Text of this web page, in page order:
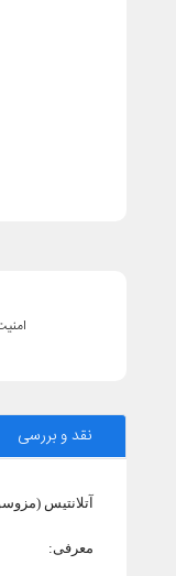
نقد و بررسی
آتلانتیس
معرفی: